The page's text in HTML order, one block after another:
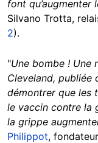
font qu’augmenter
Silvano Trotta,
2).
"Une bombe ! Une
Cleveland, publiée
démontrer que les
le vaccin contre la
la grippe
Philippot,